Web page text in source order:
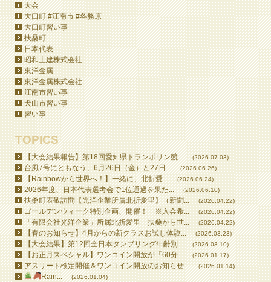
大会
大口町 #江南市 #各務原
大口町習い事
扶桑町
日本代表
昭和土建株式会社
東洋金属
東洋金属株式会社
江南市習い事
犬山市習い事
習い事
TOPICS
【大会結果報告】第18回愛知県トランポリン競... (2026.07.03)
台風7号にともなう、6月26日（金）と27日... (2026.06.26)
【Rainbowから世界へ！】一緒に、北折愛... (2026.06.24)
2026年度、日本代表選考会で1位通過を果た... (2026.06.10)
扶桑町表敬訪問【光洋企業所属北折愛里】（新聞... (2026.04.22)
ゴールデンウィーク特別企画、開催！ ※入会希... (2026.04.22)
「有限会社光洋企業」所属北折愛里 扶桑から世... (2026.04.22)
【春のお知らせ】4月からの新クラスお試し体験... (2026.03.23)
【大会結果】第12回全日本タンブリング年齢別... (2026.03.10)
【お正月スペシャル】ワンコイン開放が「60分... (2026.01.17)
アスリート検定開催＆ワンコイン開放のお知らせ... (2026.01.14)
Rain... (2026.01.04)